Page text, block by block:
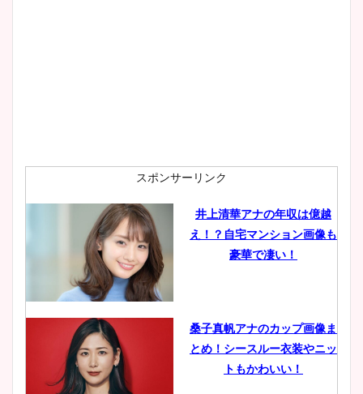
肉も凄い！
鈴木唯の太ってた時の体重が
ヤバすぎww原因や痩せたダ
豊島実季アナのカップ画像ま
とめ！美脚や水着姿に年齢も
スポンサーリンク
井上清華アナの年収は億越
え！？自宅マンション画像も
豪華で凄い！
桑子真帆アナのカップ画像ま
とめ！シースルー衣装やニッ
トもかわいい！